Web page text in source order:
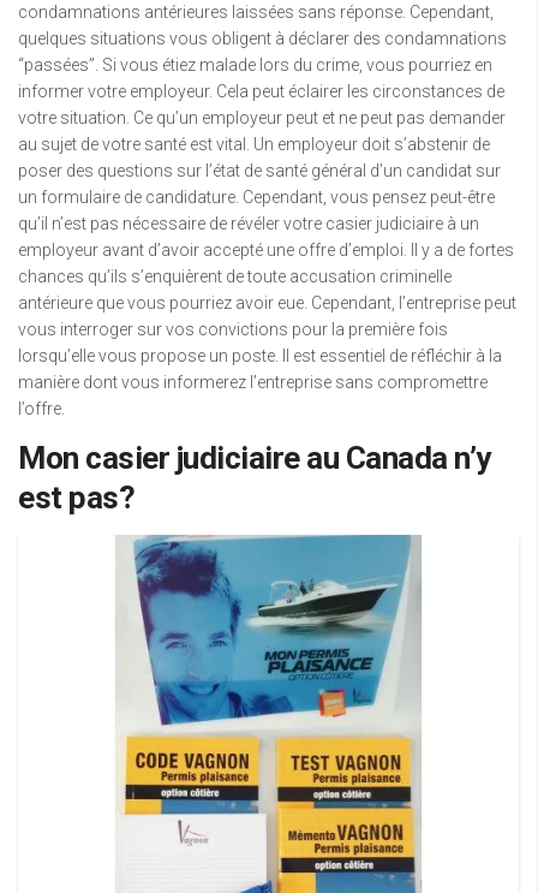
condamnations antérieures laissées sans réponse. Cependant,
quelques situations vous obligent à déclarer des condamnations
“passées”. Si vous étiez malade lors du crime, vous pourriez en
informer votre employeur. Cela peut éclairer les circonstances de
votre situation. Ce qu’un employeur peut et ne peut pas demander
au sujet de votre santé est vital. Un employeur doit s’abstenir de
poser des questions sur l’état de santé général d’un candidat sur
un formulaire de candidature. Cependant, vous pensez peut-être
qu’il n’est pas nécessaire de révéler votre casier judiciaire à un
employeur avant d’avoir accepté une offre d’emploi. Il y a de fortes
chances qu’ils s’enquièrent de toute accusation criminelle
antérieure que vous pourriez avoir eue. Cependant, l’entreprise peut
vous interroger sur vos convictions pour la première fois
lorsqu’elle vous propose un poste. Il est essentiel de réfléchir à la
manière dont vous informerez l’entreprise sans compromettre
l’offre.
Mon casier judiciaire au Canada n’y
est pas?